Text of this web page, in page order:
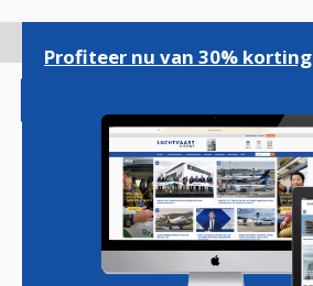
gaan
Magazine Podcasts
Profiteer nu van 30% korting